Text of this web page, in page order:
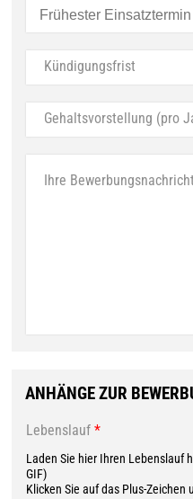
Kündigungsfrist
Gehaltsvorstellung (pro
Ihre
ANHÄNGE ZUR
Lebenslauf *
Laden Sie hier Ihren Lebenslauf
GIF)
Klicken Sie auf das Plus-